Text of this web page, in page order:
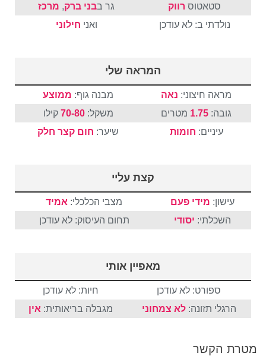
סטאטוס רווק גר בבני ברק, מרכז
נולדתי ב: לא עודכן
ואני חילוני
המראה שלי
מראה חיצוני: נאה מבנה גוף: ממוצע
גובה: 1.75 מטרים משקל:70-80 קילו
עיניים: חומות שיער: חום קצר חלק
קצת עליי
עישון: מידי פעם מצבי הכלכלי: אמיד
השכלתי: יסודי תחום העיסוק: לא עודכן
מאפיין אותי
ספורט: לא עודכן
חיות: לא עודכן
הרגלי תזונה:לא צמחוני מגבלה בריאותית: אין
מטרת הקשר